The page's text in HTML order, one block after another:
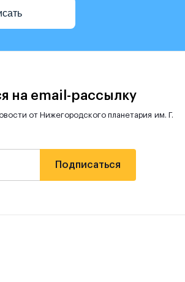
на email-рассылку
от Нижегородского планетария им. Г.